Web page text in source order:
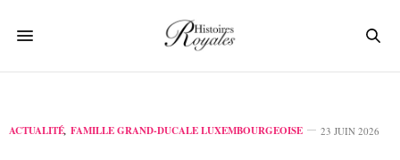
ACTUALITÉ, FAMILLE GRAND-DUCALE LUXEMBOURGEOISE 23 JUIN 2026